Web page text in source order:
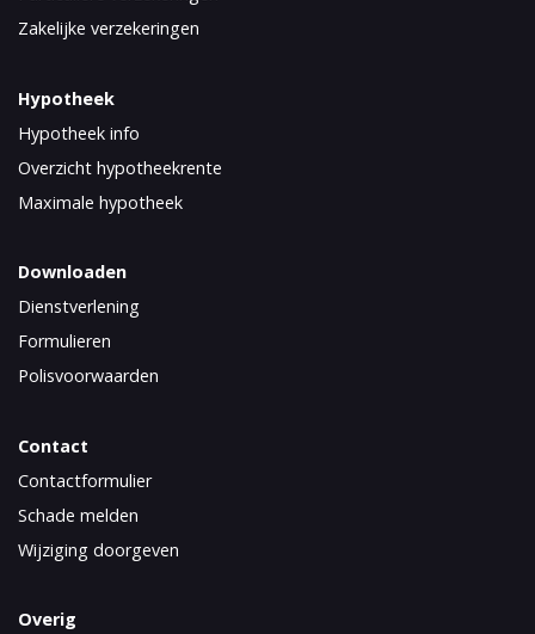
Zakelijke verzekeringen
Hypotheek
Hypotheek info
Overzicht hypotheekrente
Maximale hypotheek
Downloaden
Dienstverlening
Formulieren
Polisvoorwaarden
Contact
Contactformulier
Schade melden
Wijziging doorgeven
Overig